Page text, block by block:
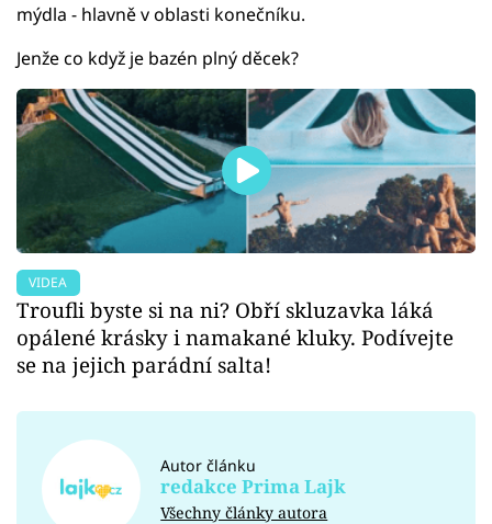
mýdla - hlavně v oblasti konečníku.
Jenže co když je bazén plný děcek?
VIDEA
Troufli byste si na ni? Obří skluzavka láká
opálené krásky i namakané kluky. Podívejte
se na jejich parádní salta!
Autor článku
redakce Prima Lajk
Všechny články autora